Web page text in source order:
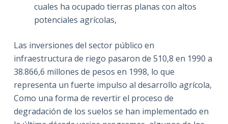
cuales ha ocupado tierras planas con altos
potenciales agrícolas,
Las inversiones del sector público en
infraestructura de riego pasaron de 510,8 en 1990 a
38.866,6 millones de pesos en 1998, lo que
representa un fuerte impulso al desarrollo agrícola,
Como una forma de revertir el proceso de
degradación de los suelos se han implementado en